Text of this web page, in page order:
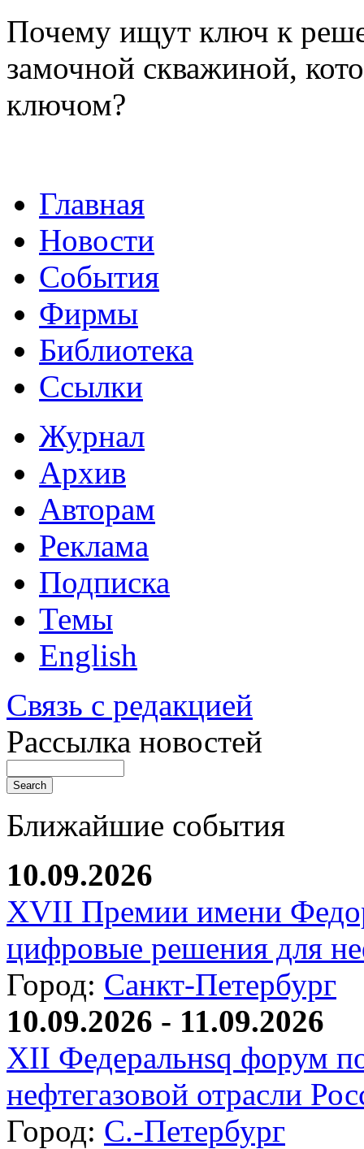
Почему ищут ключ к
замочной скважиной,
ключом?
Главная
Новости
События
Фирмы
Библиотека
Ссылки
Журнал
Архив
Авторам
Реклама
Подписка
Темы
English
Связь с редакцией
Рассылка новостей
Ближайшие события
10.09.2026
XVII Премии имени
цифровые решения для
Город: Санкт-Петербург
10.09.2026 - 11.09.2026
XII Федеральнsq форум
нефтегазовой отрасли
Город: С.-Петербург